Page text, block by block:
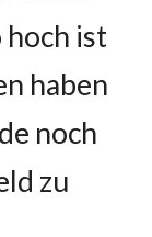
ist
haben
noch
zu